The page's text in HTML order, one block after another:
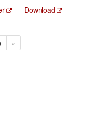
Download
»